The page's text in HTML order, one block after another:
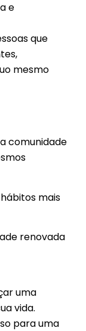
e
que
mesmo
comunidade
mais
renovada
uma
vida.
para uma